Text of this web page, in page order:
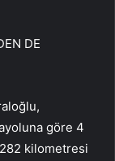
DE
göre 4
kilometresi